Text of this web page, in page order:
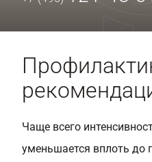
Чаще всего
уменьшается вплоть до